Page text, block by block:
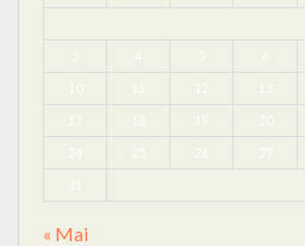
3 4 5 6
10 11 12 13
17 18 19 20
24 25 26 27
31
« Mai